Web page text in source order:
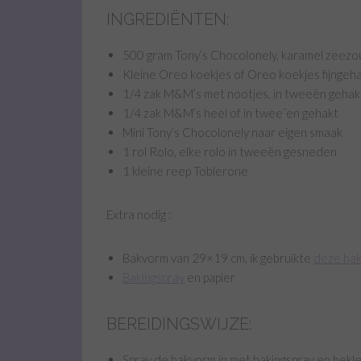
INGREDIËNTEN:
500 gram Tony’s Chocolonely, karamel
Kleine Oreo koekjes of Oreo koekjes
1/4 zak M&M’s met nootjes, in tweeën
1/4 zak M&M’s heel of in twee¨en gehakt
Mini Tony’s Chocolonely naar eigen smaak
1 rol Rolo, elke rolo in tweeën gesneden
1 kleine reep Toblerone
Extra nodig :
Bakvorm van 29×19 cm, ik gebruikte
Bakingspray
en papier
BEREIDINGSWIJZE: